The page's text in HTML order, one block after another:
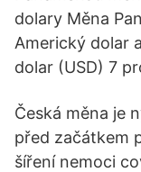
dolary Měna
Americký dolar
dolar (USD) 7
Česká měna je
před začátkem
šíření nemoci